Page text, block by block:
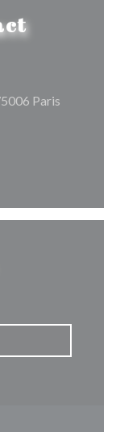
Paris((opens
in a new
((opens in a